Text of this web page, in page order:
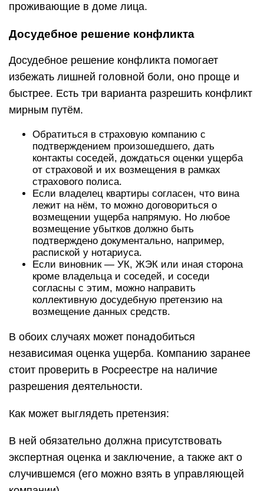
проживающие в доме лица.
Досудебное решение конфликта
Досудебное решение конфликта помогает
избежать лишней головной боли, оно проще и
быстрее. Есть три варианта разрешить конфликт
мирным путём.
Обратиться в страховую компанию с
подтверждением произошедшего, дать
контакты соседей, дождаться оценки ущерба
от страховой и их возмещения в рамках
страхового полиса.
Если владелец квартиры согласен, что вина
лежит на нём, то можно договориться о
возмещении ущерба напрямую. Но любое
возмещение убытков должно быть
подтверждено документально, например,
распиской у нотариуса.
Если виновник — УК, ЖЭК или иная сторона
кроме владельца и соседей, и соседи
согласны с этим, можно направить
коллективную досудебную претензию на
возмещение данных средств.
В обоих случаях может понадобиться
независимая оценка ущерба. Компанию заранее
стоит проверить в Росреестре на наличие
разрешения деятельности.
Как может выглядеть претензия:
В ней обязательно должна присутствовать
экспертная оценка и заключение, а также акт о
случившемся (его можно взять в управляющей